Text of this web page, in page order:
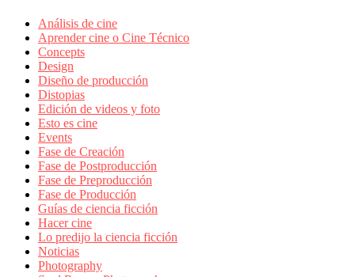
Análisis de cine
Aprender cine o Cine Técnico
Concepts
Design
Diseño de producción
Distopias
Edición de videos y foto
Esto es cine
Events
Fase de Creación
Fase de Postproducción
Fase de Preproducción
Fase de Producción
Guías de ciencia ficción
Hacer cine
Lo predijo la ciencia ficción
Noticias
Photography